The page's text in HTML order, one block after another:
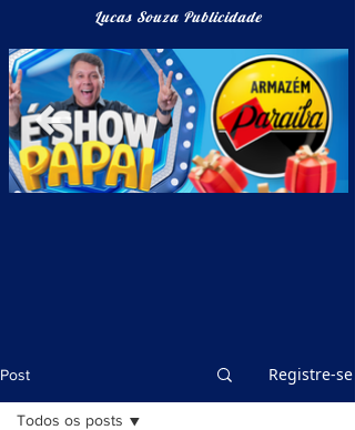
Lucas Souza Publicidade
Post Registre-se
Todos os posts